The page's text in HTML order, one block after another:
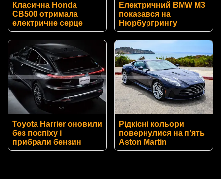
Класична Honda
CB500 отримала
електричне серце
Електричний BMW M3
показався на
Нюрбургрингу
Toyota Harrier оновили
без поспіху і
прибрали бензин
Рідкісні кольори
повернулися на п’ять
Aston Martin